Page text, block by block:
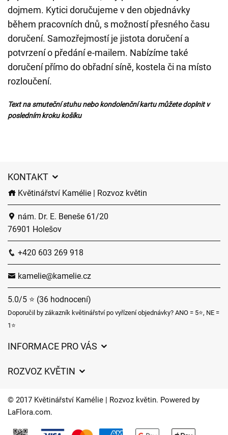
dojmem. Kytici doručujeme v den objednávky
během pracovních dnů, s možností přesného času
doručení. Samozřejmostí je jistota doručení a
potvrzení o předání e-mailem. Nabízíme také
doručení přímo do obřadní síně, kostela či na místo
rozloučení.
Text na smuteční stuhu nebo kondolenční kartu můžete doplnit v
posledním kroku košíku
KONTAKT
Květinářství Kamélie | Rozvoz květin
nám. Dr. E. Beneše 61/20
76901 Holešov
+420 603 269 918
kamelie@kamelie.cz
5.0/5 ⭐ (36 hodnocení)
Doporučil by zákazník květinářství po vyřízení objednávky? ANO = 5⭐, NE =
1⭐
INFORMACE PRO VÁS
Často kladené dotazy
O nás
Časy doručení květin – přehled možností
ROZVOZ KVĚTIN
Kam doručujeme květiny
© 2017 Květinářství Kamélie | Rozvoz květin. Powered by
LaFlora.com.